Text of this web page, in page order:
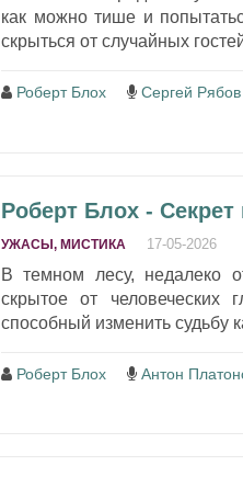
как можно тише и
скрыться от случайных
Роберт Блох Сергей Рябов
Роберт Блох - Секрет
УЖАСЫ, МИСТИКА 17-05-2026
В темном лесу, недалеко
скрытое от человеческих
способный изменить судьбу
Роберт Блох Антон